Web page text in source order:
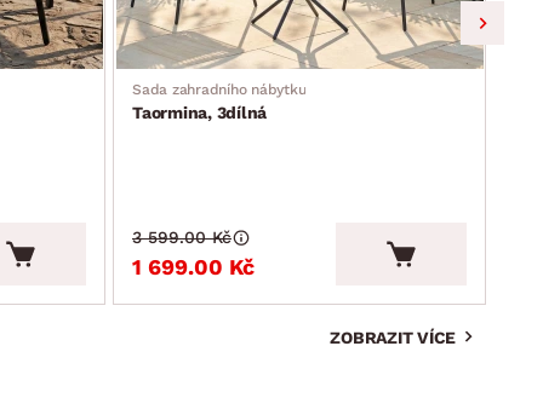
Sada zahradního nábytku
Taormina, 3dílná
1 699.00 Kč
3 599.00 Kč
ZOBRAZIT VÍCE